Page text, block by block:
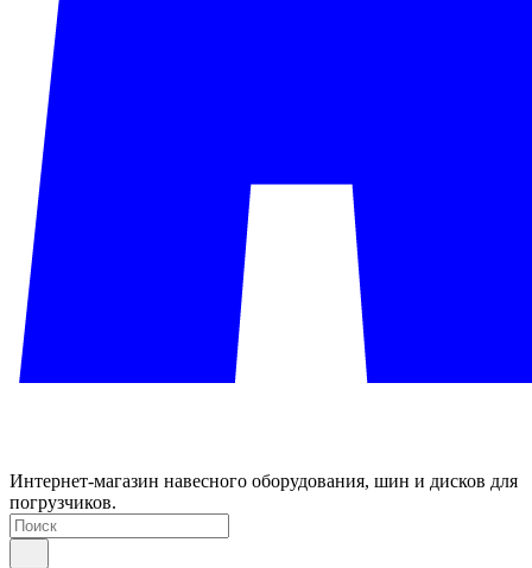
Интернет-магазин навесного оборудования, шин и дисков для
погрузчиков.